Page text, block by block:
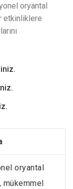
oryantal
etkinliklere
oryantal
mükemmel